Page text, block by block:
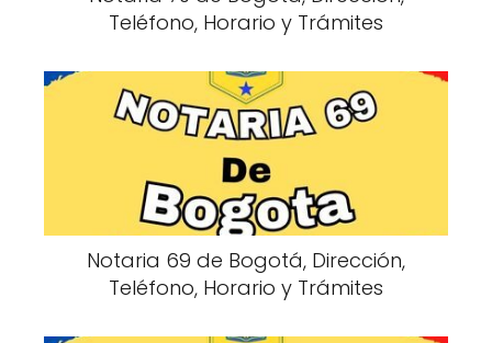
Teléfono, Horario y Trámites
Notaria 69 de Bogotá, Dirección,
Teléfono, Horario y Trámites